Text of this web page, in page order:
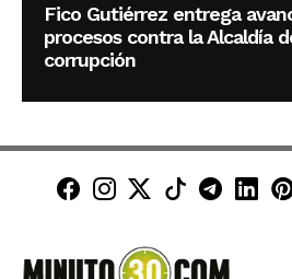
Fico Gutiérrez entrega
procesos contra la Alcaldía
corrupción
Minuto30 en
Minuto30 en
Minuto30 en
Minuto30
Canal